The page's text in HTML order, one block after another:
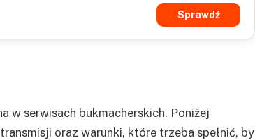
Sprawdź
w serwisach bukmacherskich. Poniżej
oraz warunki, które trzeba spełnić, by